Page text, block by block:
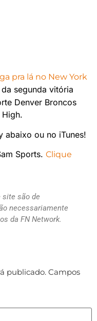
pra lá no New York
segunda vitória
Denver Broncos
abaixo ou no iTunes!
Sports. Clique
site são de
necessariamente
da FN Network.
publicado. Campos